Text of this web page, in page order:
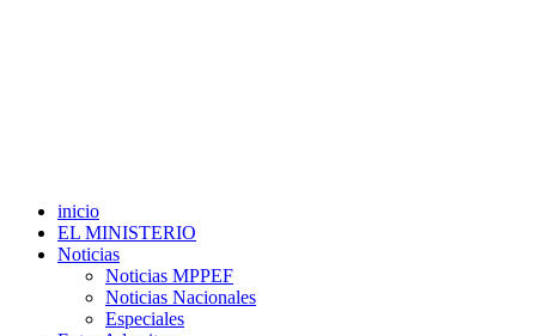
inicio
EL MINISTERIO
Noticias
Noticias MPPEF
Noticias Nacionales
Especiales